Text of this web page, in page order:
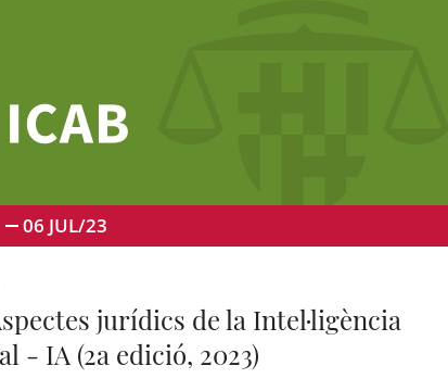
06 JUL/23
jurídics de la Intel·ligència
- IA (2a edició, 2023)